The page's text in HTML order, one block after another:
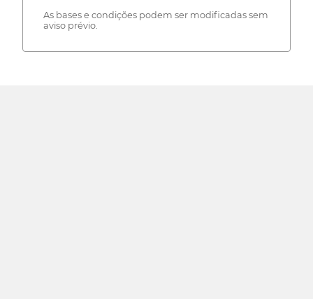
As bases e condições podem ser modificadas sem
aviso prévio.